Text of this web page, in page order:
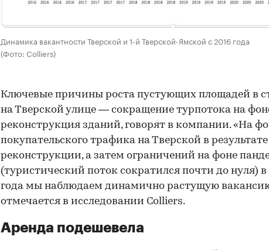
Динамика вакантности Тверской и 1-й Тверской-Ямской с 2016 года
(Фото: Colliers)
Ключевые причины роста пустующих площадей в
на Тверской улице — сокращение турпотока на
реконструкция зданий, говорят в компании. «На
покупательского трафика на Тверской в
реконструкции, а затем ограничений на фоне
(туристический поток сократился почти до нуля)
года мы наблюдаем динамично растущую
отмечается в исследовании Colliers.
Аренда подешевела